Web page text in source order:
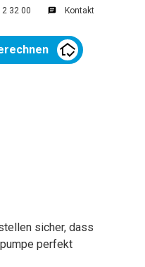
32 00 Kontakt
sicher, dass
perfekt